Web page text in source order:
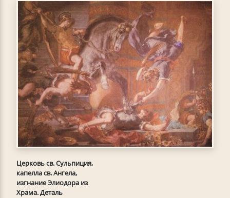
Церковь св. Сульпиция,
капелла св. Ангела,
изгнание Элиодора из
Храма. Деталь